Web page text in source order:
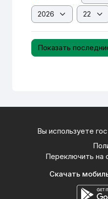
Год Час
Вы используете
Переключить на
Скачать